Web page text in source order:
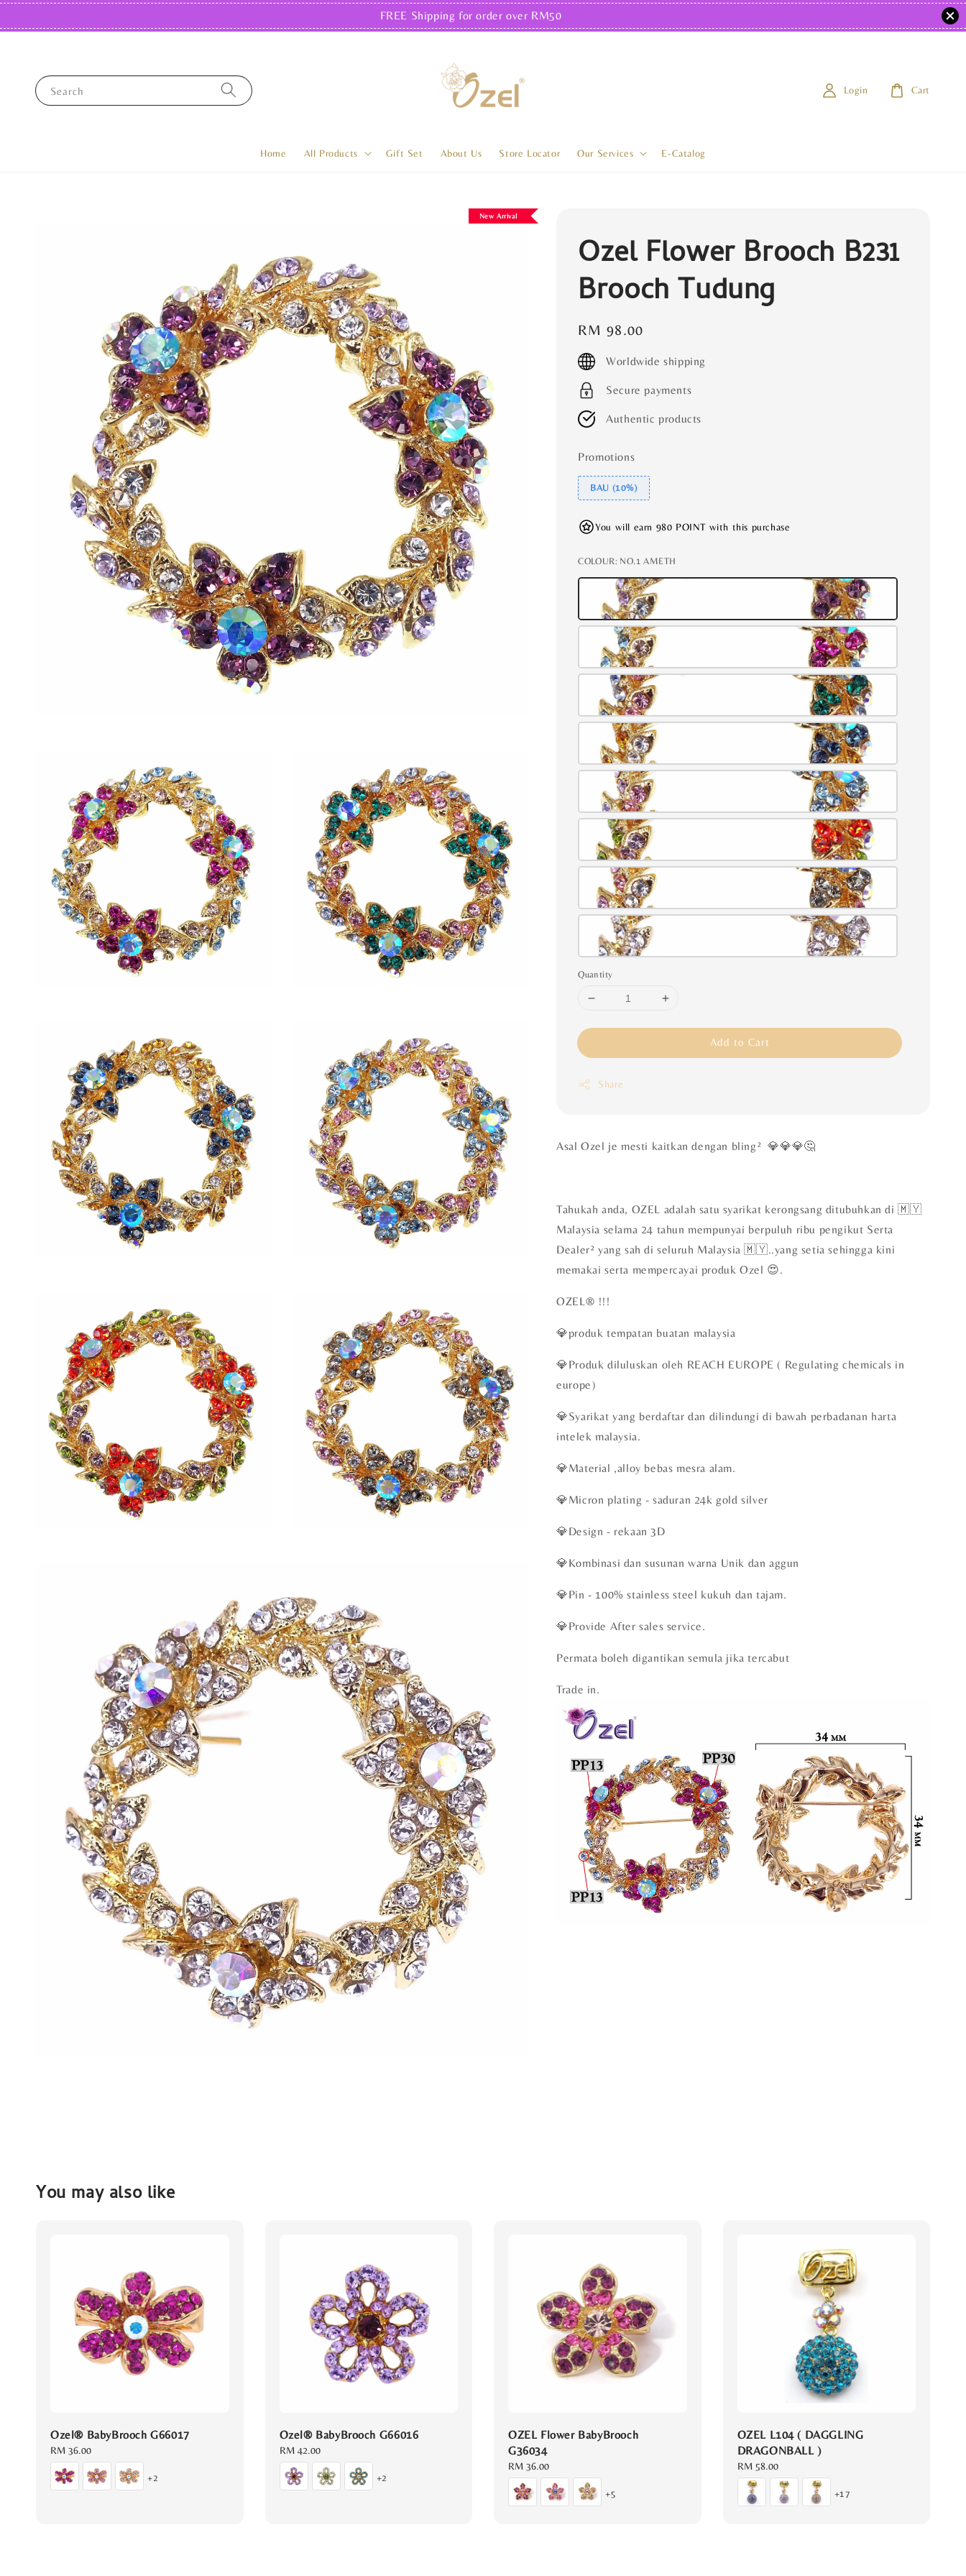
FREE Shipping for order over RM50
Search
Home All Products Gift Set About Us Store Locator Our Services E-Catalog
Login Cart
New Arrival
Ozel Flower Brooch B231
Brooch Tudung
Regular
price
RM 98.00
Worldwide shipping
Secure payments
Authentic products
Promotions
BAU (10%)
You will earn 980 POINT with this purchase
COLOUR: NO.1 AMETH
Quantity
Add to Cart
Share
Asal Ozel je mesti kaitkan dengan bling² 💎💎💎🤔
Tahukah anda, OZEL adalah satu syarikat kerongsang ditubuhkan di 🇲🇾
Malaysia selama 24 tahun mempunyai berpuluh ribu pengikut Serta
Dealer² yang sah di seluruh Malaysia 🇲🇾..yang setia sehingga kini
memakai serta mempercayai produk Ozel 😍.
OZEL®️ !!!
💎produk tempatan buatan malaysia
💎Produk diluluskan oleh REACH EUROPE ( Regulating chemicals in
europe)
💎Syarikat yang berdaftar dan dilindungi di bawah perbadanan harta
intelek malaysia.
💎Material ,alloy bebas mesra alam.
💎Micron plating - saduran 24k gold silver
💎Design - rekaan 3D
💎Kombinasi dan susunan warna Unik dan aggun
💎Pin - 100% stainless steel kukuh dan tajam.
💎Provide After sales service.
Permata boleh digantikan semula jika tercabut
Trade in.
You may also like
Ozel® BabyBrooch G66017
Regular
price
RM 36.00
+2
Ozel® BabyBrooch G66016
Regular
price
RM 42.00
+2
OZEL Flower BabyBrooch
G36034
Regular
price
RM 36.00
+5
OZEL L104 ( DAGGLING
DRAGONBALL )
Regular
price
RM 58.00
+17